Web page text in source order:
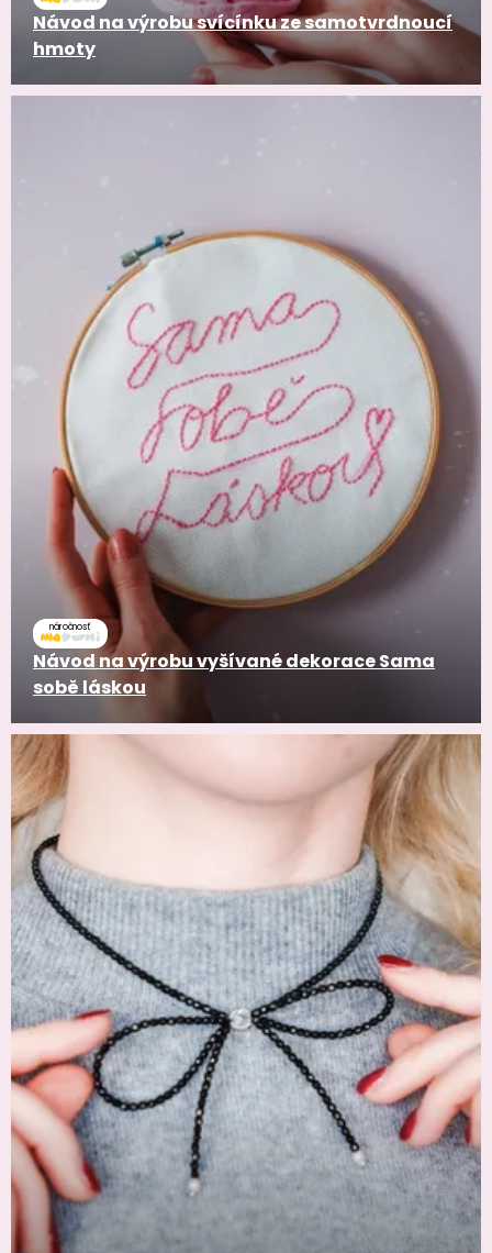
Návod na výrobu svícínku ze samotvrdnoucí
hmoty
náročnosť
Návod na výrobu vyšívané dekorace Sama
sobě láskou